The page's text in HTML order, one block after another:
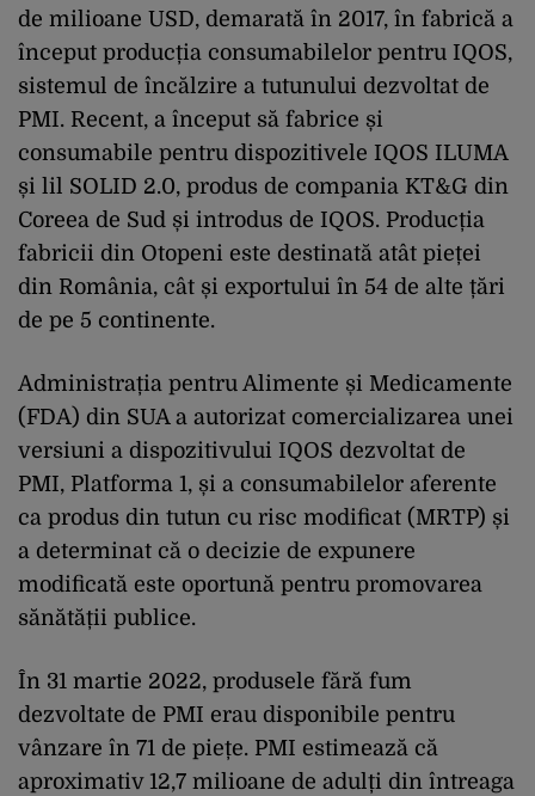
de milioane USD, demarată în 2017, în fabrică a
început producția consumabilelor pentru IQOS,
sistemul de încălzire a tutunului dezvoltat de
PMI. Recent, a început să fabrice și
consumabile pentru dispozitivele IQOS ILUMA
și lil SOLID 2.0, produs de compania KT&G din
Coreea de Sud și introdus de IQOS. Producția
fabricii din Otopeni este destinată atât pieței
din România, cât și exportului în 54 de alte țări
de pe 5 continente.
Administrația pentru Alimente și Medicamente
(FDA) din SUA a autorizat comercializarea unei
versiuni a dispozitivului IQOS dezvoltat de
PMI, Platforma 1, și a consumabilelor aferente
ca produs din tutun cu risc modificat (MRTP) și
a determinat că o decizie de expunere
modificată este oportună pentru promovarea
sănătății publice.
În 31 martie 2022, produsele fără fum
dezvoltate de PMI erau disponibile pentru
vânzare în 71 de piețe. PMI estimează că
aproximativ 12,7 milioane de adulți din întreaga